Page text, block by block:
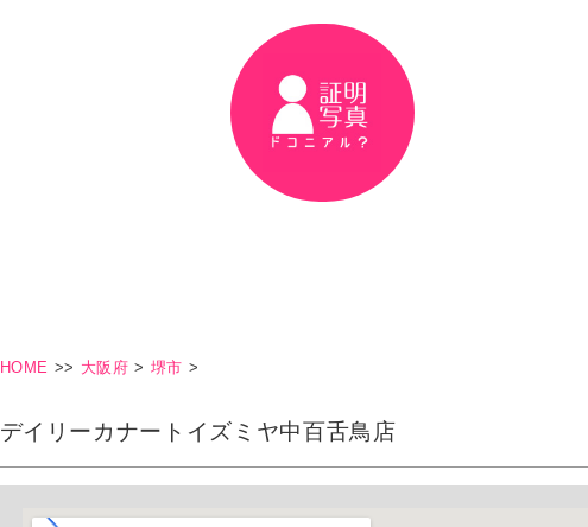
HOME >> 大阪府 > 堺市 >
デイリーカナートイズミヤ中百舌鳥店